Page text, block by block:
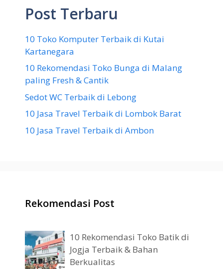
Post Terbaru
10 Toko Komputer Terbaik di Kutai
Kartanegara
10 Rekomendasi Toko Bunga di Malang
paling Fresh & Cantik
Sedot WC Terbaik di Lebong
10 Jasa Travel Terbaik di Lombok Barat
10 Jasa Travel Terbaik di Ambon
Rekomendasi Post
10 Rekomendasi Toko Batik di
Jogja Terbaik & Bahan
Berkualitas